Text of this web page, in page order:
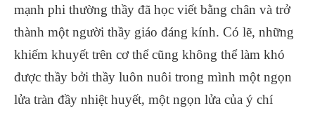
mạnh phi thường thầy đã học viết bằng chân và trở
thành một người thầy giáo đáng kính. Có lẽ, những
khiếm khuyết trên cơ thể cũng không thể làm khó
được thầy bởi thầy luôn nuôi trong mình một ngọn
lửa tràn đầy nhiệt huyết, một ngọn lửa của ý chí